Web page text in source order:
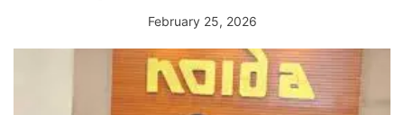
February 25, 2026